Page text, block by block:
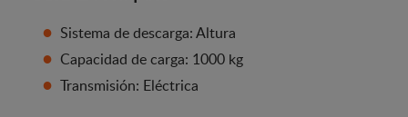
Sistema de descarga: Altura
Capacidad de carga: 1000 kg
Transmisión: Eléctrica